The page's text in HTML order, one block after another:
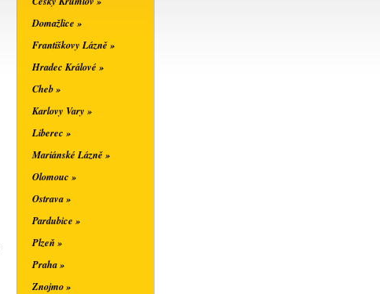
Domažlice »
Františkovy Lázně »
Hradec Králové »
Cheb »
Karlovy Vary »
Liberec »
Mariánské Lázně »
Olomouc »
Ostrava »
Pardubice »
Plzeň »
Praha »
Znojmo »